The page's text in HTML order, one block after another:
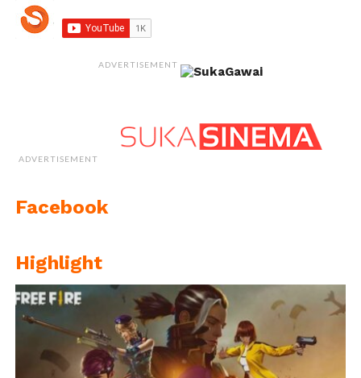
ADVERTISEMENT
ADVERTISEMENT
Facebook
Highlight